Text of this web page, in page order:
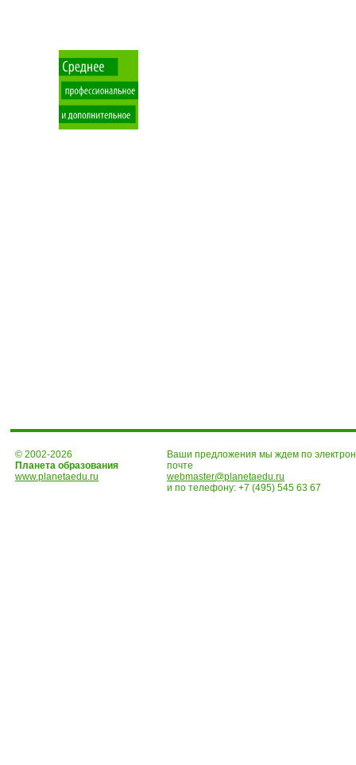
© 2002-2026
Планета образования
www.planetaedu.ru
Ваши предложения мы ждем по
почте
webmaster@planetaedu.ru
и по телефону: +7 (495) 545 63 67